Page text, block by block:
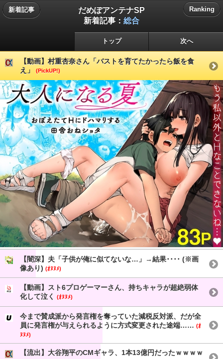
新着記事
だめぽアンテナSP
新着記事： 総合
Ranking
トップ 次へ
【動画】村重杏奈さん「バストを育てたかったら飯を食
え」
(PickUP!)
【闇深】夫「子供が俺に似てないな…」→結果････ (※画
像あり) (ｵﾇﾇﾒ)
【動画】スト6プロゲーマーさん、持ちキャラが超絶弱体
化して泣く
(ｵﾇﾇﾒ)
今まで賛成派から発言権を奪っていた減税反対派、だが全
員に発言権が与えられるように方式変更された途端…… (ｵ
ﾇﾇﾒ)
【流出】大谷翔平のCMギャラ、1本13億円だったｗｗｗｗ